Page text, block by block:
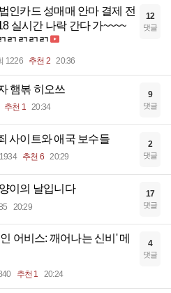
인카드 성매매 안마 결제 전
실시간 나락 간다 가~~~~
ㄺㄺㄺㄺ
1226 추천 2 20:36
12
댓글
햄볶 히오쓰
추천 1 20:34
9
댓글
사이트와 애국 보수들
추천 6 20:29
2
댓글
이의 날입니다
20:29
17
댓글
어비스: 깨어나는 신비' 메
추천 1 20:24
4
댓글